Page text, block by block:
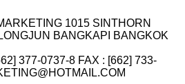
1015 SINTHORN
BANGKAPI BANGKOK
377-0737-8 FAX : [662] 733-